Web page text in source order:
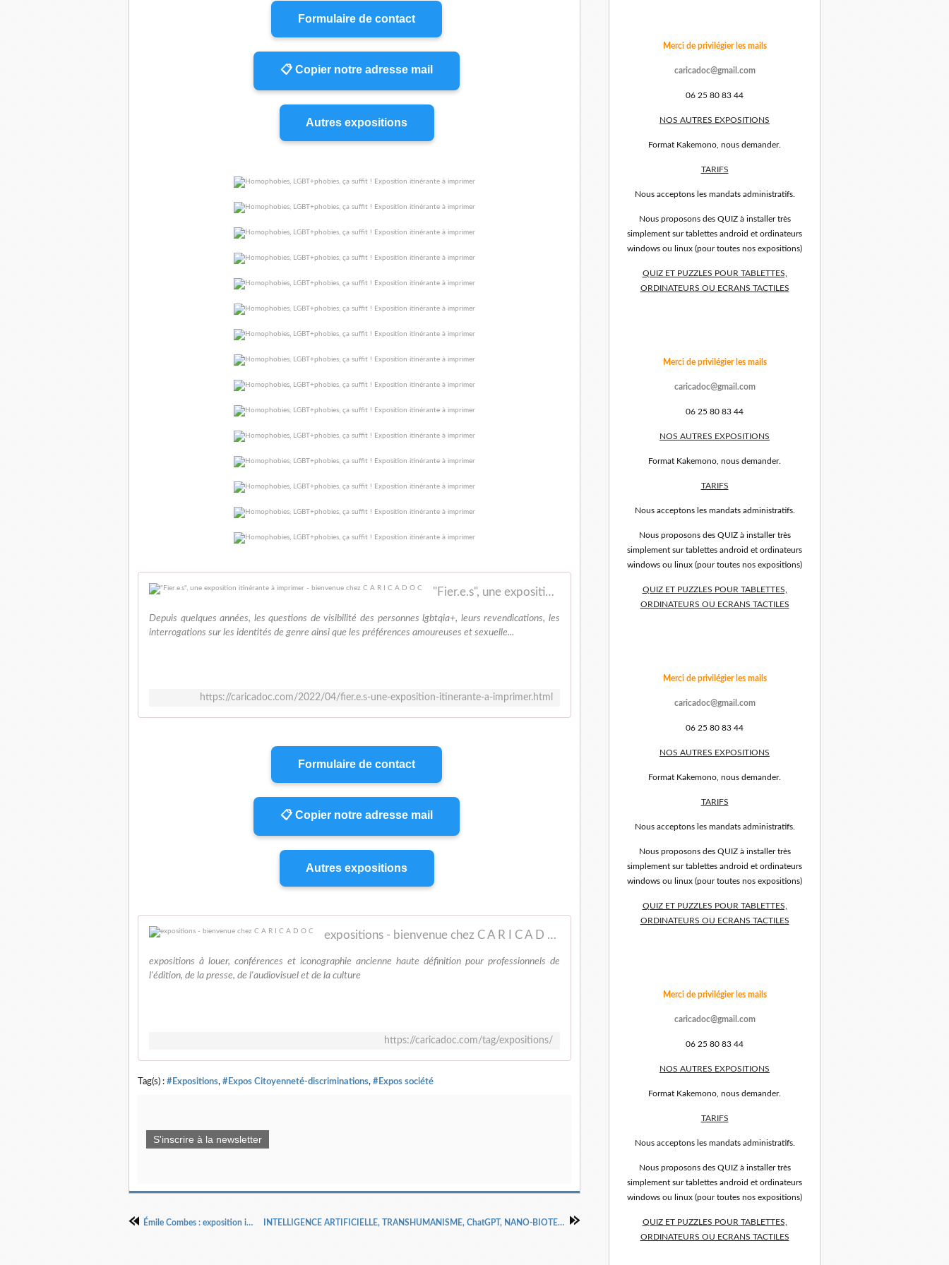
Formulaire de contact
📋 Copier notre adresse mail
Autres expositions
"Fier.e.s", une exposition itinérante à imprimer - bienvenue chez C A R I C A D O C
Depuis quelques années, les questions de visibilité des personnes lgbtqia+, leurs revendications, les
interrogations sur les identités de genre ainsi que les préférences amoureuses et sexuelle...
https://caricadoc.com/2022/04/fier.e.s-une-exposition-itinerante-a-imprimer.html
Formulaire de contact
📋 Copier notre adresse mail
Autres expositions
expositions - bienvenue chez C A R I C A D O C
expositions à louer, conférences et iconographie ancienne haute définition pour professionnels de
l'édition, de la presse, de l'audiovisuel et de la culture
https://caricadoc.com/tag/expositions/
Tag(s) : #Expositions, #Expos Citoyenneté-discriminations, #Expos société
S'inscrire à la newsletter
Émile Combes : exposition itinérante à louer INTELLIGENCE ARTIFICIELLE, TRANSHUMANISME, ChatGPT, NANO-BIOTECHNOLOGIES, exposition à imprimer
Merci de privilégier les mails
caricadoc@gmail.com
06 25 80 83 44
NOS AUTRES EXPOSITIONS
Format Kakemono, nous demander.
TARIFS
Nous acceptons les mandats administratifs.
Nous proposons des QUIZ à installer très
simplement sur tablettes android et ordinateurs
windows ou linux (pour toutes nos expositions)
QUIZ ET PUZZLES POUR TABLETTES,
ORDINATEURS OU ECRANS TACTILES
Merci de privilégier les mails
caricadoc@gmail.com
06 25 80 83 44
NOS AUTRES EXPOSITIONS
Format Kakemono, nous demander.
TARIFS
Nous acceptons les mandats administratifs.
Nous proposons des QUIZ à installer très
simplement sur tablettes android et ordinateurs
windows ou linux (pour toutes nos expositions)
QUIZ ET PUZZLES POUR TABLETTES,
ORDINATEURS OU ECRANS TACTILES
Merci de privilégier les mails
caricadoc@gmail.com
06 25 80 83 44
NOS AUTRES EXPOSITIONS
Format Kakemono, nous demander.
TARIFS
Nous acceptons les mandats administratifs.
Nous proposons des QUIZ à installer très
simplement sur tablettes android et ordinateurs
windows ou linux (pour toutes nos expositions)
QUIZ ET PUZZLES POUR TABLETTES,
ORDINATEURS OU ECRANS TACTILES
Merci de privilégier les mails
caricadoc@gmail.com
06 25 80 83 44
NOS AUTRES EXPOSITIONS
Format Kakemono, nous demander.
TARIFS
Nous acceptons les mandats administratifs.
Nous proposons des QUIZ à installer très
simplement sur tablettes android et ordinateurs
windows ou linux (pour toutes nos expositions)
QUIZ ET PUZZLES POUR TABLETTES,
ORDINATEURS OU ECRANS TACTILES